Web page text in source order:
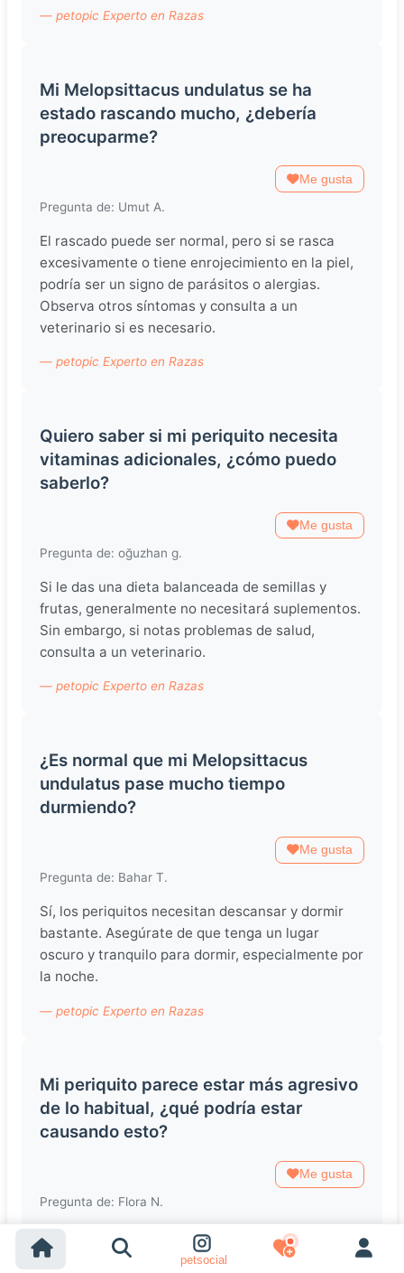
petsocial
— petopic Experto en Razas
Mi Melopsittacus undulatus se ha
estado rascando mucho, ¿debería
preocuparme?
Me gusta
Pregunta de: Umut A.
El rascado puede ser normal, pero si se rasca
excesivamente o tiene enrojecimiento en la piel,
podría ser un signo de parásitos o alergias.
Observa otros síntomas y consulta a un
veterinario si es necesario.
— petopic Experto en Razas
Quiero saber si mi periquito necesita
vitaminas adicionales, ¿cómo puedo
saberlo?
Me gusta
Pregunta de: oğuzhan g.
Si le das una dieta balanceada de semillas y
frutas, generalmente no necesitará suplementos.
Sin embargo, si notas problemas de salud,
consulta a un veterinario.
— petopic Experto en Razas
¿Es normal que mi Melopsittacus
undulatus pase mucho tiempo
durmiendo?
Me gusta
Pregunta de: Bahar T.
Sí, los periquitos necesitan descansar y dormir
bastante. Asegúrate de que tenga un lugar
oscuro y tranquilo para dormir, especialmente por
la noche.
— petopic Experto en Razas
Mi periquito parece estar más agresivo
de lo habitual, ¿qué podría estar
causando esto?
Me gusta
Pregunta de: Flora N.
El comportamiento agresivo puede ser causado
por estrés, falta de socialización o problemas de